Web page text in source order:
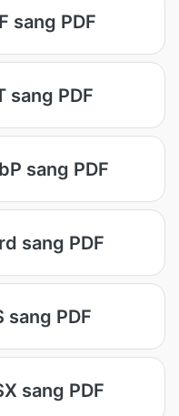
sang PDF
sang PDF
sang PDF
sang PDF
sang PDF
sang PDF